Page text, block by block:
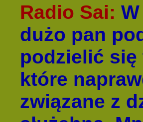
Radio Sai:
dużo pan
podzielić
które
związane z